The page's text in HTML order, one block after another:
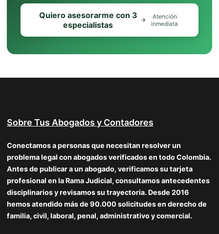
Quiero asesorarme con 3
especialistas
Atención
inmediata
Sobre Tus Abogados y Contadores
Conectamos a personas que necesitan resolver un
problema legal con abogados verificados en todo Colombia.
Antes de publicar a un abogado, verificamos su tarjeta
profesional en la Rama Judicial, consultamos antecedentes
disciplinarios y revisamos su trayectoria. Desde 2016
hemos atendido más de 90.000 solicitudes en derecho de
familia, civil, laboral, penal, administrativo y comercial.